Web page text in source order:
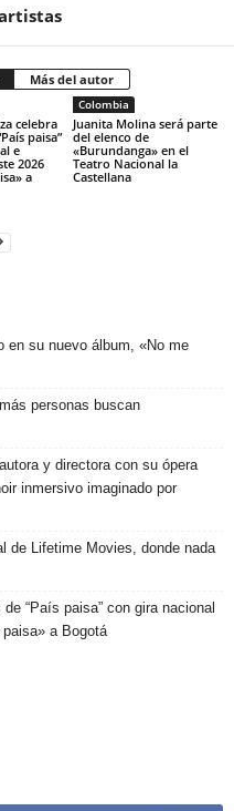
Más del autor
celebra
paisa”
e
2026
a
Colombia
Juanita Molina será parte
del elenco de
«Burundanga» en el
Teatro Nacional la
Castellana
en su nuevo álbum, «No me
personas buscan
y directora con su ópera
inmersivo imaginado por
de Lifetime Movies, donde nada
“País paisa” con gira nacional
a Bogotá